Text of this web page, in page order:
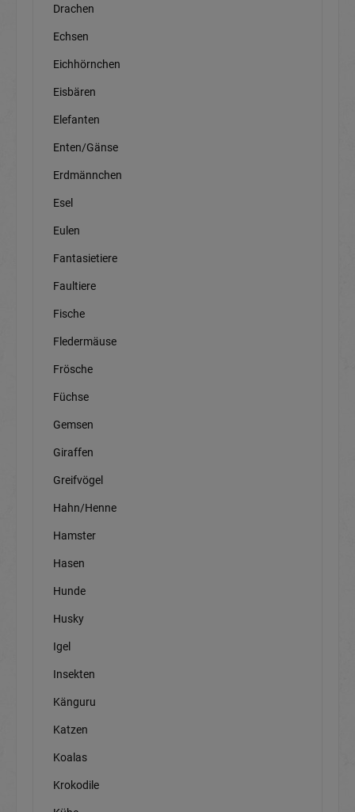
Drachen
Echsen
Eichhörnchen
Eisbären
Elefanten
Enten/Gänse
Erdmännchen
Esel
Eulen
Fantasietiere
Faultiere
Fische
Fledermäuse
Frösche
Füchse
Gemsen
Giraffen
Greifvögel
Hahn/Henne
Hamster
Hasen
Hunde
Husky
Igel
Insekten
Känguru
Katzen
Koalas
Krokodile